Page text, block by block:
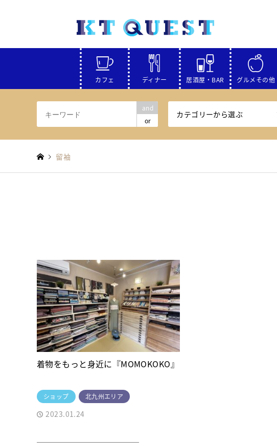
カフェ ディナー 居酒屋・BAR グルメその他
and
or
カテゴリーから選ぶ
留袖
着物をもっと身近に『MOMOKOKO』
ショップ 北九州エリア
2023.01.24